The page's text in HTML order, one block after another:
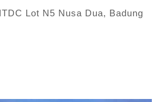
Lot N5 Nusa Dua, Badung